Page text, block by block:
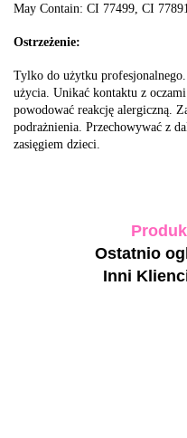
May Contain: CI 77499, CI
Ostrzeżenie:
Tylko do użytku
użycia. Unikać kontaktu z
powodować reakcję alergiczną.
podrażnienia. Przechowywać z
zasięgiem dzieci.
Ostatnio
Inni